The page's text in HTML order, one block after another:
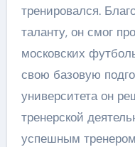
тренировался.
таланту, он смог
московских
свою базовую
университета он
тренерской
успешным